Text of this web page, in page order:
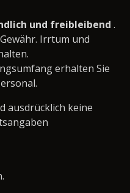
und freibleibend .
Irrtum und
erhalten Sie
ausdrücklich keine